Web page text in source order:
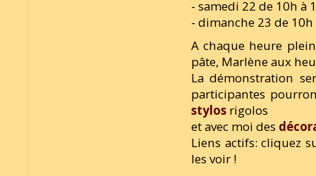
- samedi 22 de 10h à
- dimanche 23 de 10h
A chaque heure
pâte, Marlène aux
La démonstration
participantes
stylos rigolos
et avec moi des
Liens actifs: cliquez
les voir !